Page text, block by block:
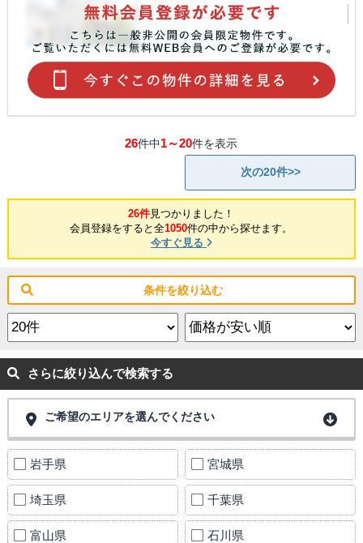
26件中1～20件を表示
次の20件>>
26件見つかりました！
会員登録をすると全1050件の中から探せます。
今すぐ見る
条件を絞り込む
さらに絞り込んで検索する
ご希望のエリアを選んでください
岩手県 宮城県
埼玉県 千葉県
富山県 石川県